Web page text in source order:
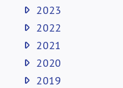
2023
2022
2021
2020
2019